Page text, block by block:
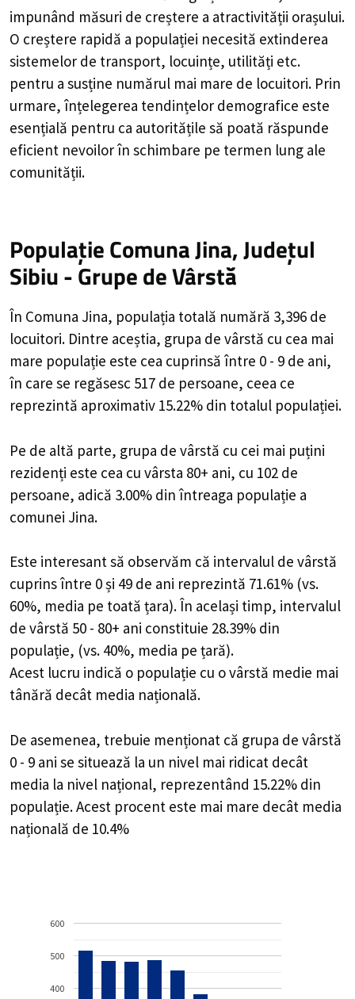
impunând măsuri de creștere a atractivității orașului.
O creștere rapidă a populației necesită extinderea
sistemelor de transport, locuințe, utilități etc.
pentru a susține numărul mai mare de locuitori. Prin
urmare, înțelegerea tendințelor demografice este
esențială pentru ca autoritățile să poată răspunde
eficient nevoilor în schimbare pe termen lung ale
comunității.
Populație Comuna Jina, Județul
Sibiu - Grupe de Vârstă
În Comuna Jina, populația totală numără 3,396 de
locuitori. Dintre aceștia, grupa de vârstă cu cea mai
mare populație este cea cuprinsă între 0 - 9 de ani,
în care se regăsesc 517 de persoane, ceea ce
reprezintă aproximativ 15.22% din totalul populației.
Pe de altă parte, grupa de vârstă cu cei mai puțini
rezidenți este cea cu vârsta 80+ ani, cu 102 de
persoane, adică 3.00% din întreaga populație a
comunei Jina.
Este interesant să observăm că intervalul de vârstă
cuprins între 0 și 49 de ani reprezintă 71.61% (vs.
60%, media pe toată țara). În același timp, intervalul
de vârstă 50 - 80+ ani constituie 28.39% din
populație, (vs. 40%, media pe țară).
Acest lucru indică o populație cu o vârstă medie mai
tânără decât media națională.
De asemenea, trebuie menționat că grupa de vârstă
0 - 9 ani se situează la un nivel mai ridicat decât
media la nivel național, reprezentând 15.22% din
populație. Acest procent este mai mare decât media
națională de 10.4%
400
500
600